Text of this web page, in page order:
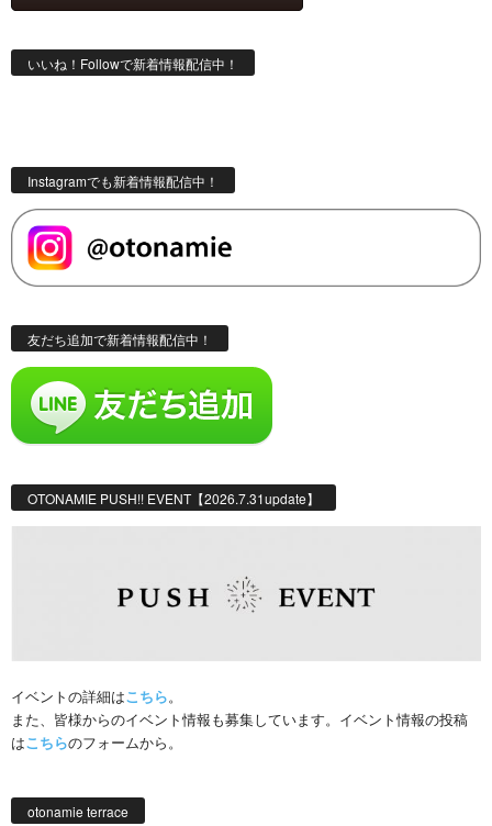
いいね！Followで新着情報配信中！
Instagramでも新着情報配信中！
友だち追加で新着情報配信中！
OTONAMIE PUSH!! EVENT【2026.7.31update】
イベントの詳細はこちら。
また、皆様からのイベント情報も募集しています。イベント情報の投稿
はこちらのフォームから。
otonamie terrace